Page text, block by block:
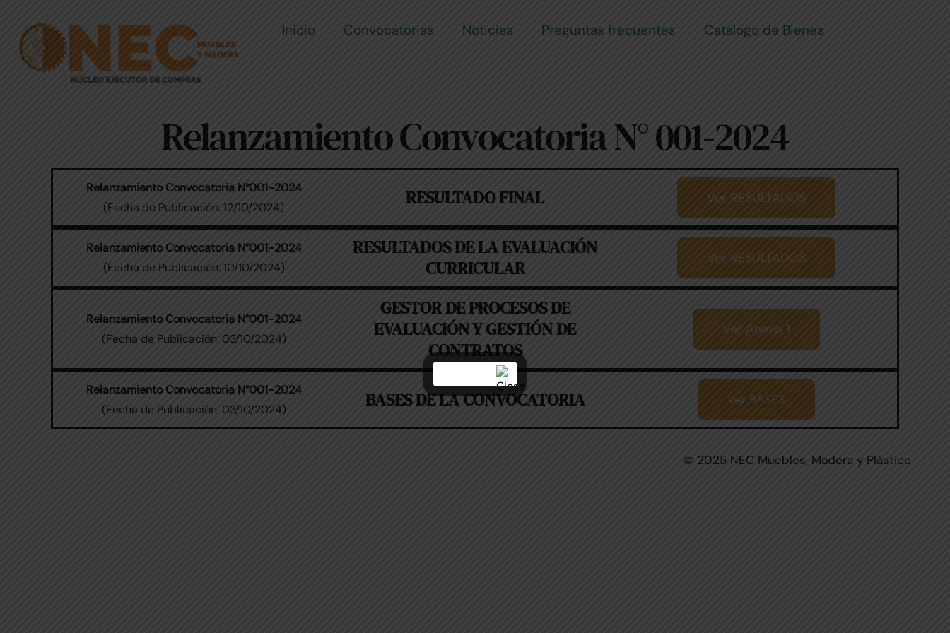
content
Inicio Convocatorias Noticias Preguntas frecuentes Catálogo de Bienes
Relanzamiento Convocatoria N° 001-2024
Relanzamiento Convocatoria N°001-2024
(Fecha de Publicación: 12/10/2024)
RESULTADO FINAL Ver RESULTADOS
Relanzamiento Convocatoria N°001-2024
(Fecha de Publicación: 10/10/2024)
RESULTADOS DE LA EVALUACIÓN
CURRICULAR
Ver RESULTADOS
Relanzamiento Convocatoria N°001-2024
(Fecha de Publicación: 03/10/2024)
GESTOR DE PROCESOS DE
EVALUACIÓN Y GESTIÓN DE
CONTRATOS
Ver Anexo 1
Relanzamiento Convocatoria N°001-2024
(Fecha de Publicación: 03/10/2024)
BASES DE LA CONVOCATORIA Ver BASES
© 2025 NEC Muebles, Madera y Plástico